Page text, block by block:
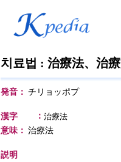
치료법 : 治療法、治
発音： チリョッポプ
漢字 ： 治療法
意味： 治療法
説明